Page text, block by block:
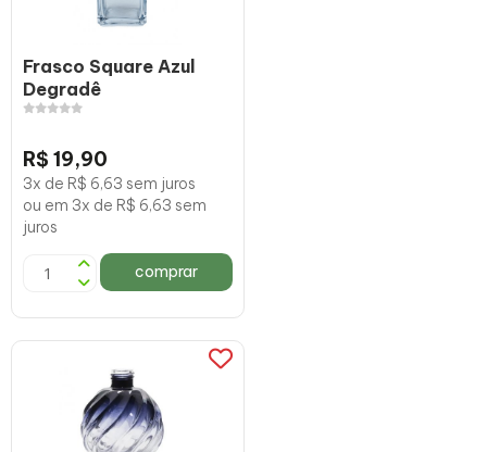
Frasco Square Azul
Degradê
R$ 19,90
3x de R$ 6,63 sem juros
ou em 3x de R$ 6,63 sem
juros
comprar